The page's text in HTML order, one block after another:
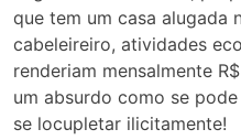
que tem um casa alugada
cabeleireiro, atividades
renderiam mensalmente
um absurdo como se
se locupletar ilicitamente!